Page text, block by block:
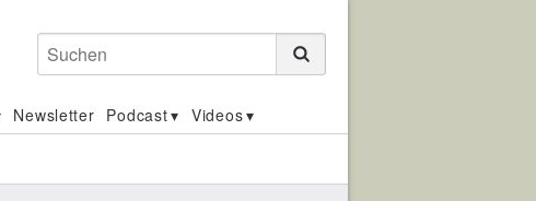
Suchen
Newsletter Podcast Videos